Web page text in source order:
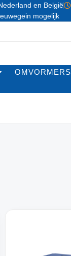
en België
mogelijk
OMVORMERS